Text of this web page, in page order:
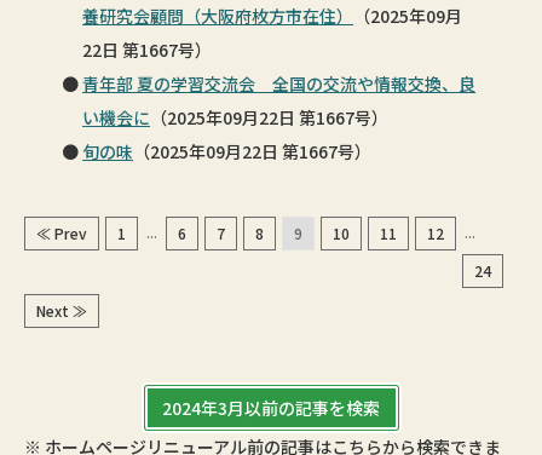
養研究会顧問（大阪府枚方市在住）
（2025年09月
22日 第1667号）
青年部 夏の学習交流会 全国の交流や情報交換、良
い機会に （2025年09月22日 第1667号）
旬の味 （2025年09月22日 第1667号）
≪ Prev 1 ... 6 7 8 9 10 11 12
...
24
Next ≫
2024年3月以前の記事を検索
※ ホームページリニューアル前の記事はこちらから検索できま